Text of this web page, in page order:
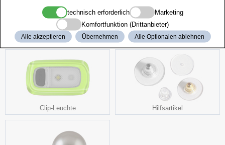
weitere interessante Produkte
Clip-Leuchte Hilfsartikel
technisch erforderlich
Marketing
Komfortfunktion (Drittanbieter)
Alle akzeptieren Übernehmen Alle Optionalen ablehnen